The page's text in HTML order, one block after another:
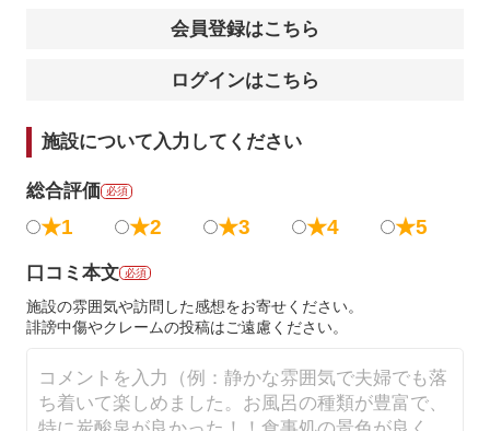
会員登録はこちら
ログインはこちら
施設について入力してください
総合評価 必須
★1 ★2 ★3 ★4 ★5
口コミ本文 必須
施設の雰囲気や訪問した感想をお寄せください。
誹謗中傷やクレームの投稿はご遠慮ください。